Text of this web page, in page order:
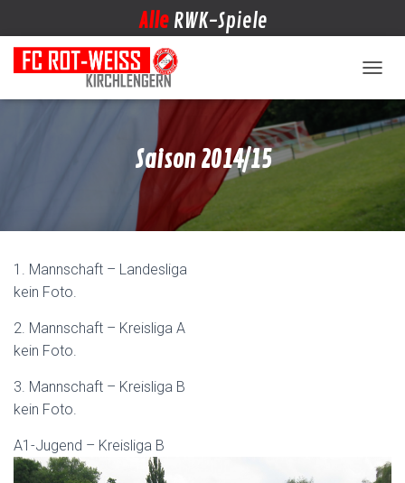
Alle RWK-Spiele
Saison 2014/15
1. Mannschaft – Landesliga
kein Foto.
2. Mannschaft – Kreisliga A
kein Foto.
3. Mannschaft – Kreisliga B
kein Foto.
A1-Jugend – Kreisliga B